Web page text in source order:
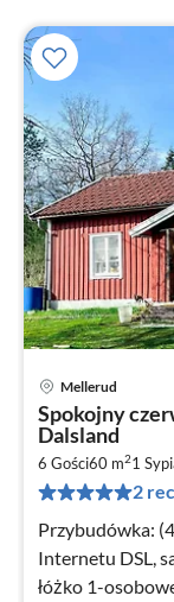
Mellerud
Spokojny
Dalsland
6 Gości60 m21
2
Przybudówka: (4x
Internetu DSL,
łóżko 1-